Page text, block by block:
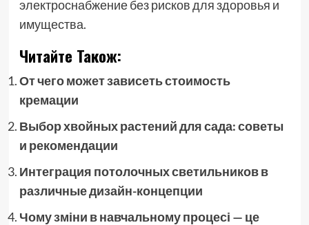
электроснабжение без рисков для здоровья и
имущества.
Читайте Також:
От чего может зависеть стоимость
кремации
Выбор хвойных растений для сада: советы
и рекомендации
Интеграция потолочных светильников в
различные дизайн-концепции
Чому зміни в навчальному процесі — це